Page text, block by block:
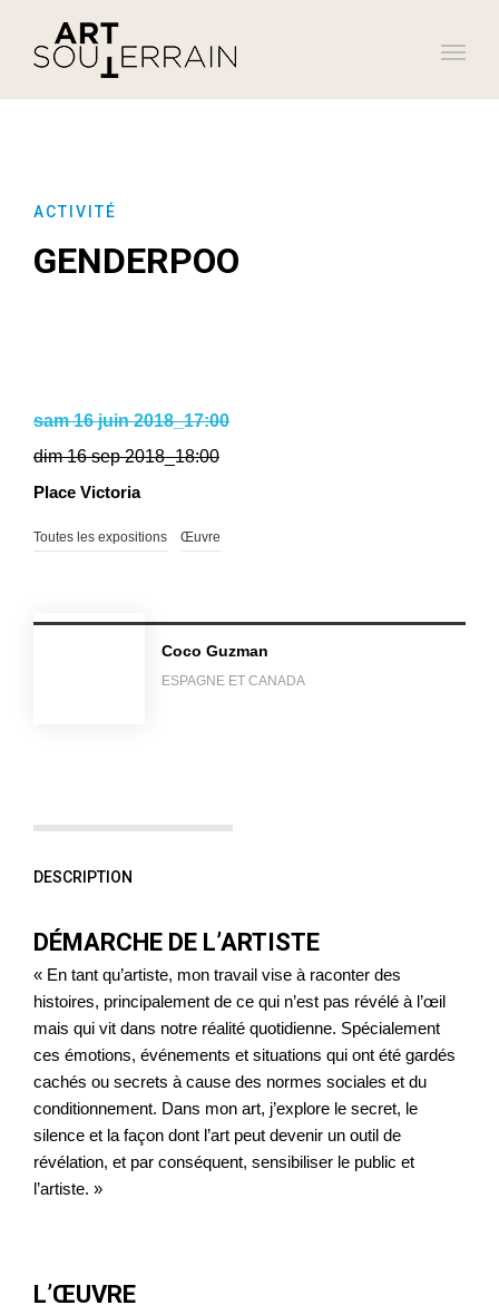
ACTIVITÉ
GENDERPOO
sam 16 juin 2018_17:00
dim 16 sep 2018_18:00
Place Victoria
Toutes les expositions Œuvre
Coco Guzman
ESPAGNE ET CANADA
DESCRIPTION
DÉMARCHE DE L’ARTISTE
« En tant qu’artiste, mon travail vise à raconter des
histoires, principalement de ce qui n’est pas révélé à l’œil
mais qui vit dans notre réalité quotidienne. Spécialement
ces émotions, événements et situations qui ont été gardés
cachés ou secrets à cause des normes sociales et du
conditionnement. Dans mon art, j’explore le secret, le
silence et la façon dont l’art peut devenir un outil de
révélation, et par conséquent, sensibiliser le public et
l’artiste. »
L’ŒUVRE